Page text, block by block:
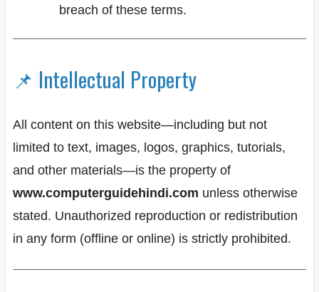
breach of these terms.
📌 Intellectual Property
All content on this website—including but not
limited to text, images, logos, graphics, tutorials,
and other materials—is the property of
www.computerguidehindi.com unless otherwise
stated. Unauthorized reproduction or redistribution
in any form (offline or online) is strictly prohibited.